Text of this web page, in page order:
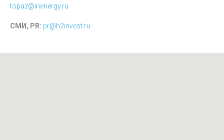
topaz@inenergy.ru
СМИ, PR: pr@h2invest.ru